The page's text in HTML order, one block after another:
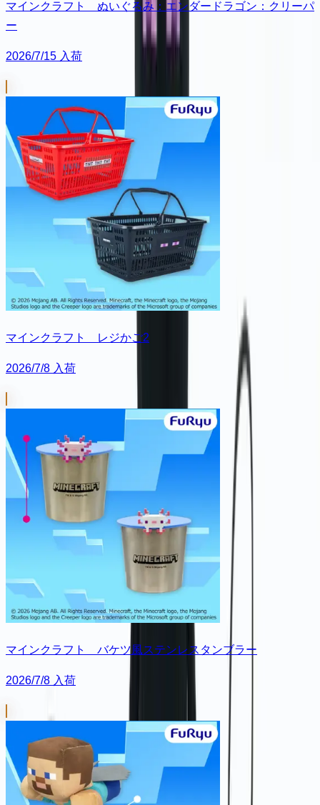
マインクラフト ぬいぐるみ：エンダードラゴン：クリーパ
ー
2026/7/15 入荷
マインクラフト レジかご2
2026/7/8 入荷
マインクラフト バケツ風ステンレスタンブラー
2026/7/8 入荷